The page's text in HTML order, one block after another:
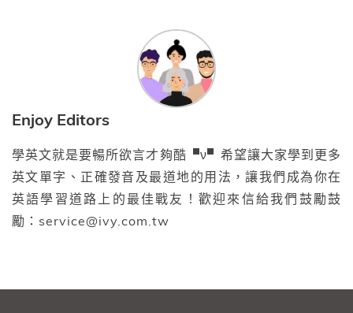
Enjoy Editors
學英文就是要暢所欲言才夠酷▝ν▘希望讓大家學到更多
英文單字、正確發音及最道地的用法，讓我們成為你在
英語學習道路上的最佳戰友！歡迎來信給我們鼓勵鼓
勵：service@ivy.com.tw